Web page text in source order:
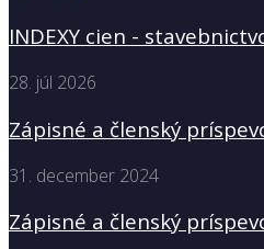
INDEXY cien -
28. júl 2026
Zápisné a členský
31. december 2024
Zápisné a členský